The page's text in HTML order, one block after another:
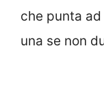
che punta
una se non